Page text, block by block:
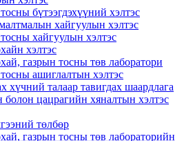
бүтээгдэхүүний хэлтэс
хайгуулын хэлтэс
хайгуулын хэлтэс
хэлтэс
газрын тосны төв лаборатори
ашиглалтын хэлтэс
хүчний талаар тавигдах шаардлага
цацрагийн хяналтын хэлтэс
төлбөр
газрын тосны төв лабораторийн